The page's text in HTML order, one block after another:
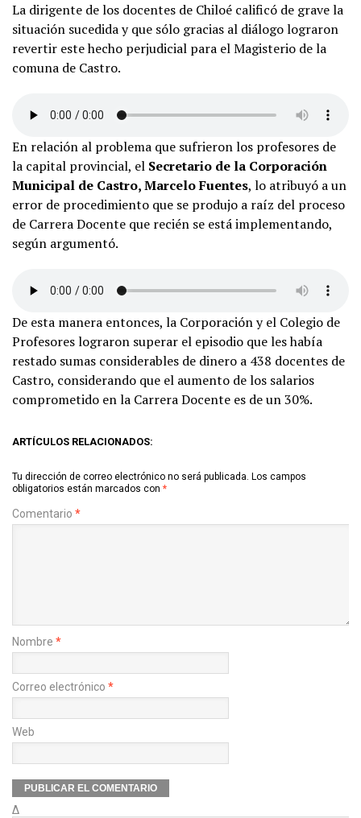
La dirigente de los docentes de Chiloé calificó de grave la
situación sucedida y que sólo gracias al diálogo lograron
revertir este hecho perjudicial para el Magisterio de la
comuna de Castro.
En relación al problema que sufrieron los profesores de
la capital provincial, el Secretario de la Corporación
Municipal de Castro, Marcelo Fuentes, lo atribuyó a un
error de procedimiento que se produjo a raíz del proceso
de Carrera Docente que recién se está implementando,
según argumentó.
De esta manera entonces, la Corporación y el Colegio de
Profesores lograron superar el episodio que les había
restado sumas considerables de dinero a 438 docentes de
Castro, considerando que el aumento de los salarios
comprometido en la Carrera Docente es de un 30%.
ARTÍCULOS RELACIONADOS:
Tu dirección de correo electrónico no será publicada. Los campos
obligatorios están marcados con *
Comentario *
Nombre *
Correo electrónico *
Web
Δ